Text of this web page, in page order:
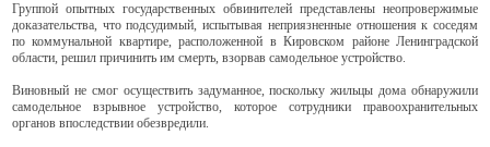
Группой опытных государственных обвинителей представлены неопровержимые
доказательства, что подсудимый, испытывая неприязненные отношения к соседям
по коммунальной квартире, расположенной в Кировском районе Ленинградской
области, решил причинить им смерть, взорвав самодельное устройство.
Виновный не смог осуществить задуманное, поскольку жильцы дома обнаружили
самодельное взрывное устройство, которое сотрудники правоохранительных
органов впоследствии обезвредили.